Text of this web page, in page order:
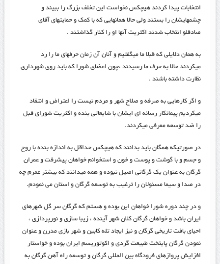
انتخابات پیدا کردند هیچکس نخواست این تخلف بزرگ را ببیند و
چشمهایشان را بستند ولی حالا همانهایی که با کمک و حمایتهای آقای
صادقلو انتخاب شدند اکثریت آنها او را کنار گذاشتند .
به همان دلایلی که قبلا ما میگفتیم و آنان آن زمان حرفهای ما را رد
میکردند حالا به حرف ما رسیدند ،چون اعضای شورا که باید روی شهرداری
نظارت داشته باشند .
و اگر کارهایی به صرفه و صلاح شهر و مردم نیست را اعتراض و انتقاد
میکردیم پیمانکار رسانه ای ایشان با شایعاتی بنده و اکثریت شورای قبل
را ضد توسعه معرفی میکردند.
در صورتیکه همگان باید بدانند که هیچکس حداقل به اندازه بنده با روح
و جسم و با گوشت و پوست و خون و استخوانم خواهان پیشرفت و عمران
گرگان به عنوان یک گرگانی اصیل نبوده و همه میدانند که بیشتر عمرم چه
در صدا و سیما مسئولان را ترغیب به توسعه گرگان و استان می نمودم.
و در چند دوره شورا خواهان این بوده و هستم که گرگان سر گل شهرهای
ایران باشد و خواهان گرگان کلان شهر آینده ، زیبا سازی و نورپردازی ،
احیای بافت تاریخی گرگان و نیز ایجاد تله کابین و شهر بازی مدرن و عنوان
نمودن گرگان پایتخت طبیعت گردی و اکوتوریسم ایران بوده و خواستار
افزایش پروازهای فرودگاه بین المللی گرگان و توسعه راه آهن گرگان به